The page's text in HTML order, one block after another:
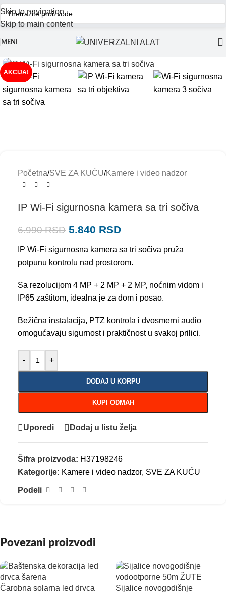
Skip to navigation
Skip to main content
MENI
AKCIJA!
Početna/SVE ZA KUĆU/Kamere i video nadzor
IP Wi-Fi sigurnosna kamera sa tri sočiva
6.990RSD 5.840 RSD
IP Wi-Fi sigurnosna kamera sa tri sočiva pruža
potpunu kontrolu nad prostorom.
Sa rezolucijom 4 MP + 2 MP + 2 MP, noćnim vidom i
IP65 zaštitom, idealna je za dom i posao.
Bežična instalacija, PTZ kontrola i dvosmerni audio
omogućavaju sigurnost i praktičnost u svakoj prilici.
- +
DODAJ U KORPU
KUPI ODMAH
Uporedi Dodaj u listu želja
Šifra proizvoda: H37198246
Kategorije: Kamere i video nadzor, SVE ZA KUĆU
Podeli
Povezani proizvodi
Čarobna solarna led drvca
Sijalice novogodišnje